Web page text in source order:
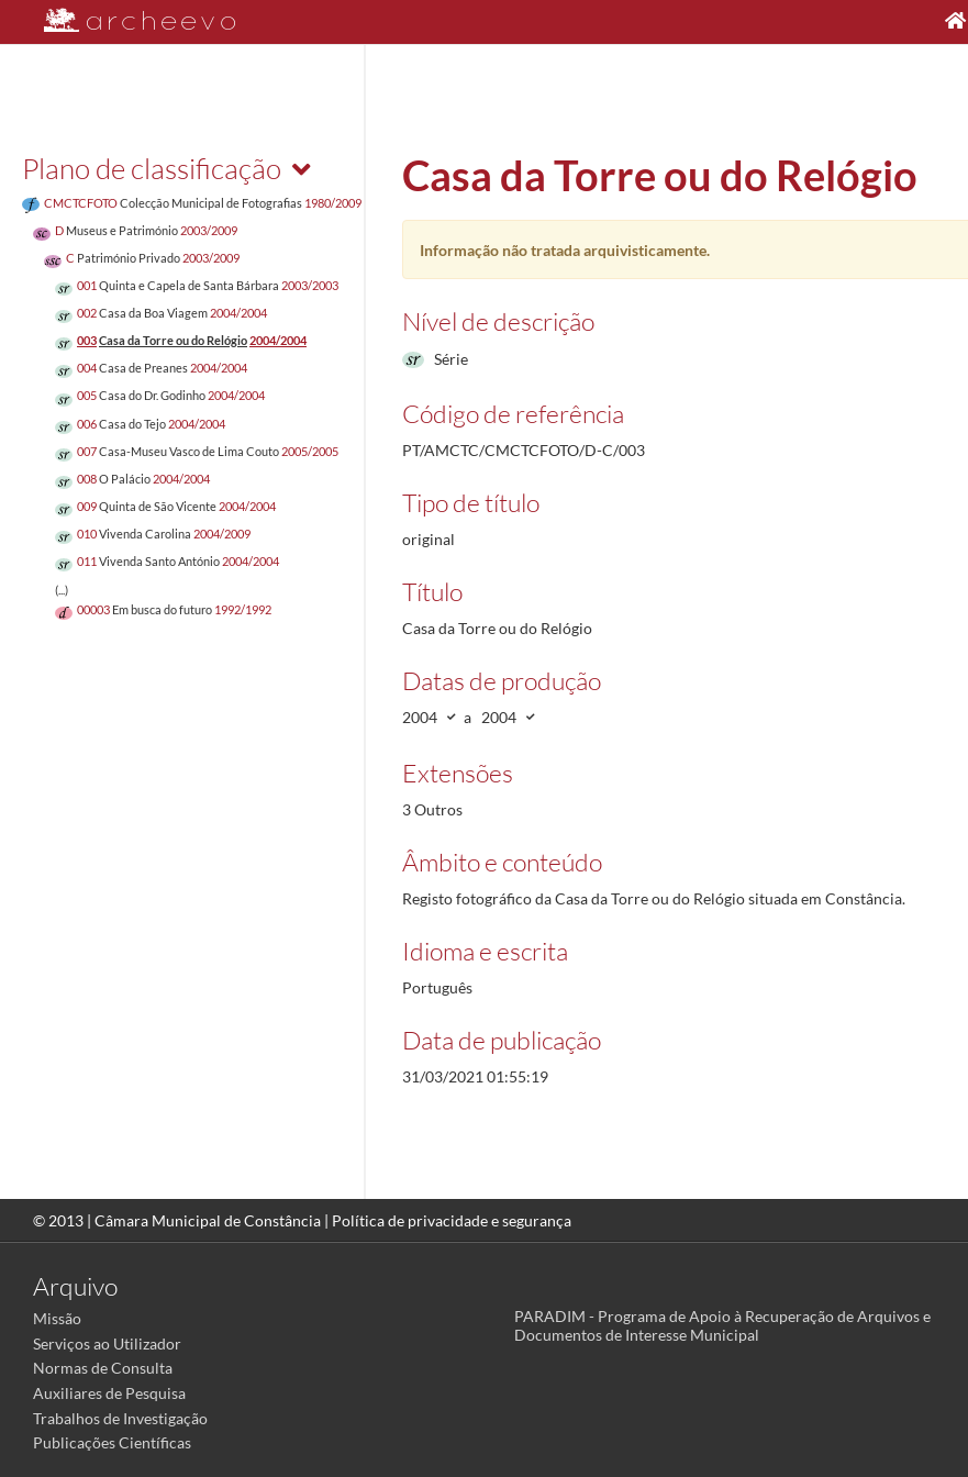
Plano de classificação
CMCTCFOTOColecção Municipal de Fotografias 1980/2009
D Museus e Património 2003/2009
C Património Privado 2003/2009
001 Quinta e Capela de Santa Bárbara 2003/2003
002Casa da Boa Viagem 2004/2004
003Casa da Torre ou do Relógio2004/2004
004Casa de Preanes 2004/2004
005Casa do Dr. Godinho 2004/2004
006Casa do Tejo 2004/2004
007Casa-Museu Vasco de Lima Couto 2005/2005
008O Palácio 2004/2004
009Quinta de São Vicente 2004/2004
010Vivenda Carolina 2004/2009
011 Vivenda Santo António 2004/2004
(...)
00003 Em busca do futuro 1992/1992
Casa da Torre ou do Relógio
Informação não tratada arquivisticamente.
Nível de descrição
Série
Código de referência
PT/AMCTC/CMCTCFOTO/D-C/003
Tipo de título
original
Título
Casa da Torre ou do Relógio
Datas de produção
2004 a 2004
Extensões
3 Outros
Âmbito e conteúdo
Registo fotográfico da Casa da Torre ou do Relógio situada em Constância.
Idioma e escrita
Português
Data de publicação
31/03/2021 01:55:19
© 2013 | Câmara Municipal de Constância | Política de privacidade e segurança
Arquivo
Missão
Serviços ao Utilizador
Normas de Consulta
Auxiliares de Pesquisa
Trabalhos de Investigação
Publicações Científicas
PARADIM - Programa de Apoio à Recuperação de Arquivos e
Documentos de Interesse Municipal